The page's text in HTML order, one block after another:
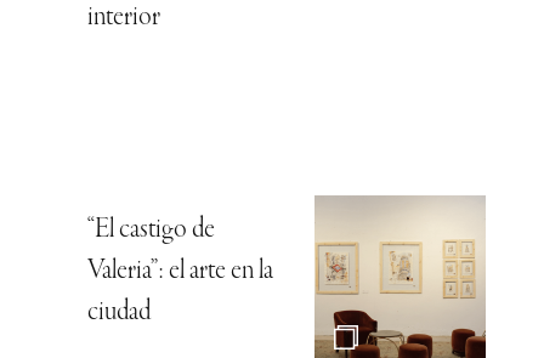
interior
“El castigo de
Valeria”: el arte en la
ciudad